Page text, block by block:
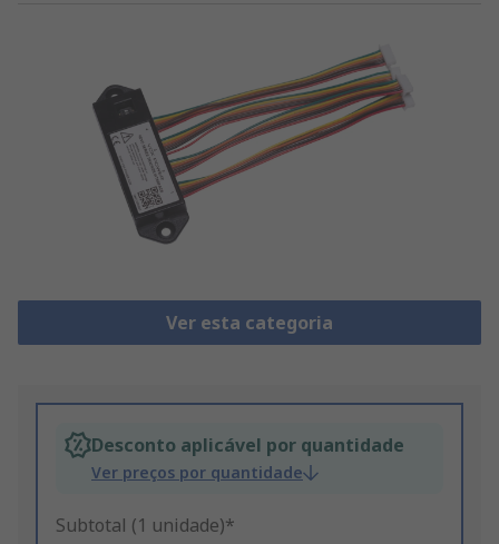
Ver esta categoria
Desconto aplicável por quantidade
Ver preços por quantidade
Subtotal (1 unidade)*